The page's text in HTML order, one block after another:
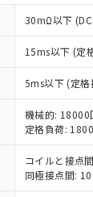
30mΩ以下
15ms以下 (定
5ms以下 (定
機械的: 18000
定格負荷:
コイルと接点
同極接点間:
いただき、同
、当社制御機器
庫状況および標
させていただく
事業取扱商品の
対象外となる商
ください。
び標準価格照会
更新日時点での
品で、対応品
RoHS指令（10
調査中または
ス料など無形
ない商品です。
り、非含有部
と判明した場
とがあります。
表
料含有率が中
とを示します。
料含有率が中国
ことを示しま
。当社販売部
ら貴社製品のう
国貿易法に定め
貨物等」という